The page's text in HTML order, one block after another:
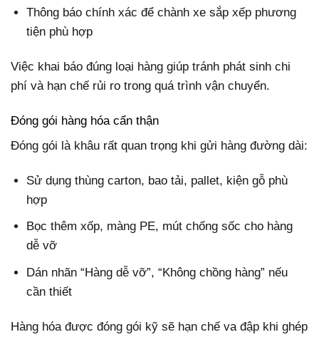
Thông báo chính xác để chành xe sắp xếp phương
tiện phù hợp
Việc khai báo đúng loại hàng giúp tránh phát sinh chi
phí và hạn chế rủi ro trong quá trình vận chuyển.
Đóng gói hàng hóa cẩn thận
Đóng gói là khâu rất quan trọng khi gửi hàng đường dài:
Sử dụng thùng carton, bao tải, pallet, kiện gỗ phù
hợp
Bọc thêm xốp, màng PE, mút chống sốc cho hàng
dễ vỡ
Dán nhãn “Hàng dễ vỡ”, “Không chồng hàng” nếu
cần thiết
Hàng hóa được đóng gói kỹ sẽ hạn chế va đập khi ghép